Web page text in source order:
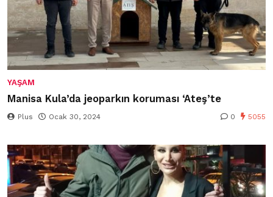
YAŞAM
Manisa Kula’da jeoparkın koruması ‘Ateş’te
Plus Ocak 30, 2024 0 5055